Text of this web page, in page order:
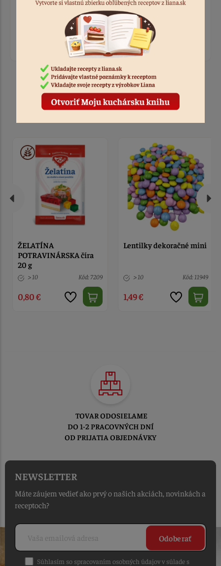
Prihláste sa, ak chcete pridať hodnotenie.
Prihlásiť sa
Produkty k receptu
ŽELATÍNA
POTRAVINÁRSKA číra
20 g
> 10 Kód: 7209
0,80 €
Lentilky dekoračné mini
> 10 Kód: 11949
1,49 €
TOVAR ODOSIELAME
DO 1-2 PRACOVNÝCH DNÍ
OD PRIJATIA OBJEDNÁVKY
NEWSLETTER
Máte záujem vedieť ako prvý o našich akciách, novinkách a
receptoch?
Odoberať
Súhlasím so spracovaním osobných údajov v súlade s